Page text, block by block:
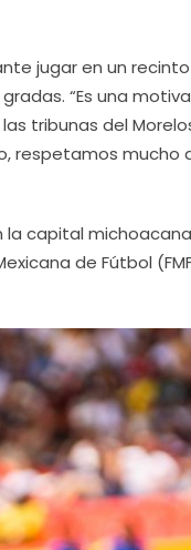
jugar en un
“Es una
tribunas del
respetamos mucho
la capital
de Fútbol